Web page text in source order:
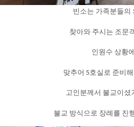
빈소는 가족분들의
찾아와 주시는 조문
인원수 상황에
맞추어 5호실로 준비
고인분께서 불교이셨
불교 방식으로 장례를 진